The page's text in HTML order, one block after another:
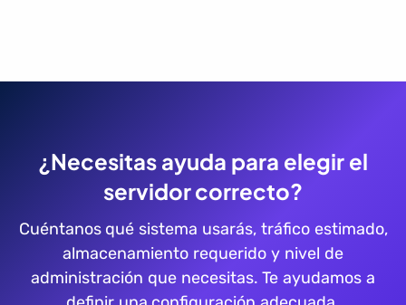
¿Necesitas ayuda para elegir el
servidor correcto?
Cuéntanos qué sistema usarás, tráfico estimado,
almacenamiento requerido y nivel de
administración que necesitas. Te ayudamos a